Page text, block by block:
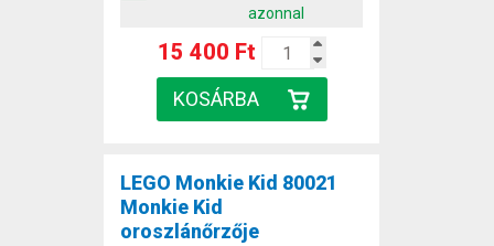
azonnal
15 400 Ft
LEGO Monkie Kid 80021
Monkie Kid
oroszlánőrzője